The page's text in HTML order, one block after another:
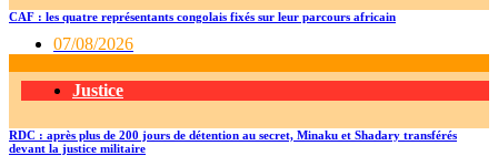
CAF : les quatre représentants congolais fixés sur leur parcours africain
07/08/2026
Justice
RDC : après plus de 200 jours de détention au secret, Minaku et Shadary transférés
devant la justice militaire